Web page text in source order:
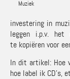
Muziek
investering in
leggen i.p.v.
te kopiëren voor
In dit artikel: Hoe
hoe label ik CD’s,